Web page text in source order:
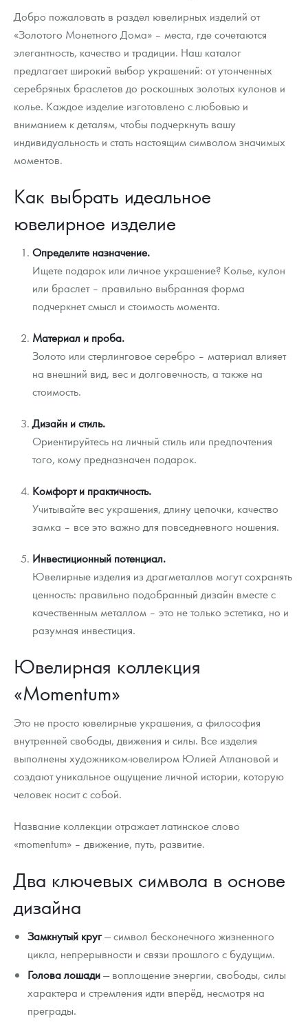
Добро пожаловать в раздел ювелирных изделий от
«Золотого Монетного Дома» – места, где сочетаются
элегантность, качество и традиции. Наш каталог
предлагает широкий выбор украшений: от утонченных
серебряных браслетов до роскошных золотых кулонов и
колье. Каждое изделие изготовлено с любовью и
вниманием к деталям, чтобы подчеркнуть вашу
индивидуальность и стать настоящим символом значимых
моментов.
Как выбрать идеальное
ювелирное изделие
Определите назначение.
Ищете подарок или личное украшение? Колье, кулон
или браслет – правильно выбранная форма
подчеркнет смысл и стоимость момента.
Материал и проба.
Золото или стерлинговое серебро – материал влияет
на внешний вид, вес и долговечность, а также на
стоимость.
Дизайн и стиль.
Ориентируйтесь на личный стиль или предпочтения
того, кому предназначен подарок.
Комфорт и практичность.
Учитывайте вес украшения, длину цепочки, качество
замка – все это важно для повседневного ношения.
Инвестиционный потенциал.
Ювелирные изделия из драгметаллов могут сохранять
ценность: правильно подобранный дизайн вместе с
качественным металлом – это не только эстетика, но и
разумная инвестиция.
Ювелирная коллекция
«Momentum»
Это не просто ювелирные украшения, а философия
внутренней свободы, движения и силы. Все изделия
выполнены художником-ювелиром Юлией Атлановой и
создают уникальное ощущение личной истории, которую
человек носит с собой.
Название коллекции отражает латинское слово
«momentum» – движение, путь, развитие.
Два ключевых символа в основе
дизайна
Замкнутый круг— символ бесконечного жизненного
цикла, непрерывности и связи прошлого с будущим.
Голова лошади— воплощение энергии, свободы, силы
характера и стремления идти вперёд, несмотря на
преграды.